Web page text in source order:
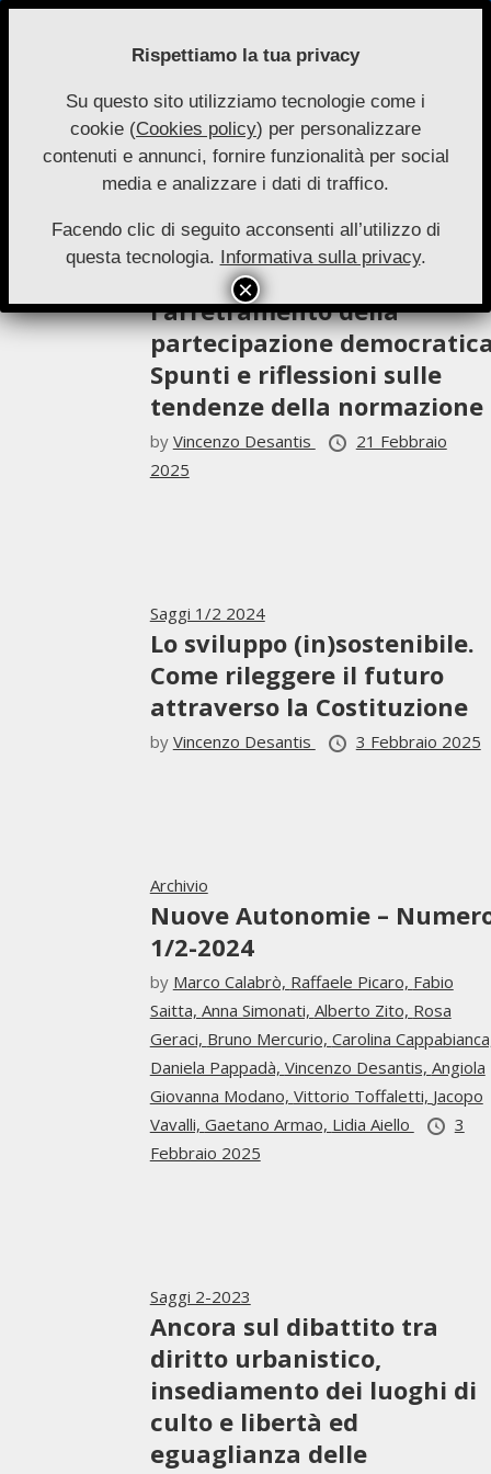
Skip
Nuove
Autonomie
Primary
Navigation
Menu
Desantis
Speciale 1-2025
L’avanzata del soft-law e
l’arretramento della
partecipazione
Spunti e riflessioni sulle
tendenze della normazione
by Vincenzo Desantis
21 Febbraio
2025
Saggi 1/2 2024
Lo sviluppo (in)sostenibile.
Come rileggere il futuro
attraverso la Costituzione
by Vincenzo Desantis 3 Febbraio 2025
Archivio
Nuove Autonomie –
1/2-2024
by Marco Calabrò, Raffaele Picaro, Fabio
Saitta, Anna Simonati, Alberto Zito, Rosa
Geraci, Bruno Mercurio, Carolina
Daniela Pappadà, Vincenzo Desantis, Angiola
Giovanna Modano, Vittorio Toffaletti, Jacopo
Vavalli, Gaetano Armao, Lidia Aiello
3
Febbraio 2025
Saggi 2-2023
Ancora sul dibattito tra
diritto urbanistico,
insediamento dei luoghi di
culto e libertà ed
eguaglianza delle
Rispettiamo la tua privacy
Su questo sito utilizziamo tecnologie come i
cookie (Cookies policy) per personalizzare
contenuti e annunci, fornire funzionalità per social
media e analizzare i dati di traffico.
Facendo clic di seguito acconsenti all’utilizzo di
questa tecnologia. Informativa sulla privacy.